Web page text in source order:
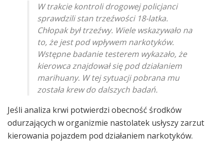
W trakcie kontroli drogowej policjanci
sprawdzili stan trzeźwości 18-latka.
Chłopak był trzeźwy. Wiele wskazywało na
to, że jest pod wpływem narkotyków.
Wstępne badanie testerem wykazało, że
kierowca znajdował się pod działaniem
marihuany. W tej sytuacji pobrana mu
została krew do dalszych badań.
Jeśli analiza krwi potwierdzi obecność środków
odurzających w organizmie nastolatek usłyszy zarzut
kierowania pojazdem pod działaniem narkotyków.